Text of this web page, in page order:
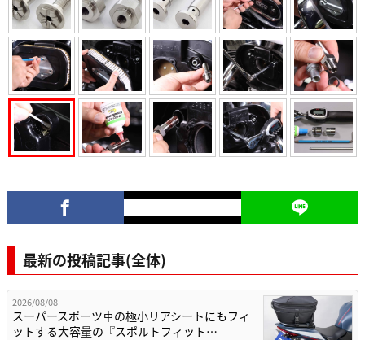
最新の投稿記事(全体)
2026/08/08
スーパースポーツ車の極小リアシートにもフィ
ットする大容量の『スポルトフィット…